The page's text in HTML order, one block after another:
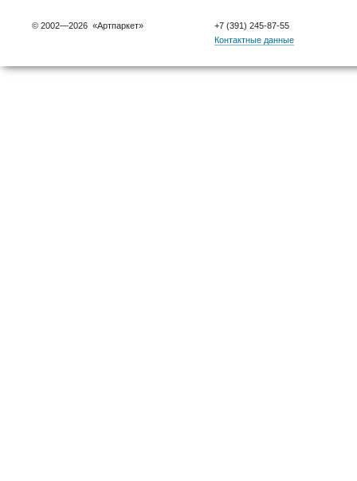
© 2002—2026 «Артпаркет»
+7 (391) 245-87-55
Контактные данные